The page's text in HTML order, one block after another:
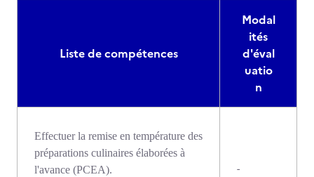
Liste de compétences
Modal
ités
d'éval
uatio
n
Effectuer la remise en température des
préparations culinaires élaborées à
l'avance (PCEA).
-